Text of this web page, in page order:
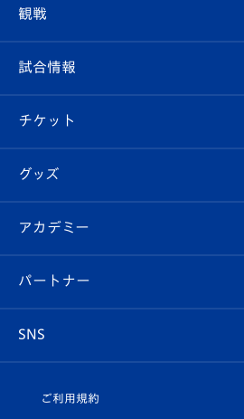
クラブ
試合情報
チケット
イベント
メディア
ホームタウン
クラブ概要
エンブレム紹介
スタッフプロフィール
マスコット紹介
観戦
観戦ルール
はじめての観戦ガイド
Revive Team
ヴィヴィくんの長崎おもてなしガイド
試合情報
試合日程/結果
フォトギャラリー
スタジアムグルメ
チケット
チケット
V-LOVERS（ファンクラブ）
プレイヤーズスイート
グッズ
オンラインショップ
店舗情報
アカデミー
育成からのお知らせ
U-18
パートナー
SNS
ご利用規約